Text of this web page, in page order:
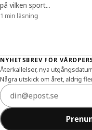
på vilken sport...
1 min läsning
Sidfot
NYHETSBREV FÖR
Återkallelser, nya
Några utskick om året, aldrig
E-postadress